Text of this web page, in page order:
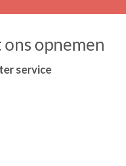
opnemen
service